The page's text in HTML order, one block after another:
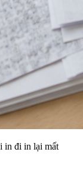
in đi in lại mất